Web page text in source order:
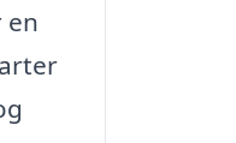
en